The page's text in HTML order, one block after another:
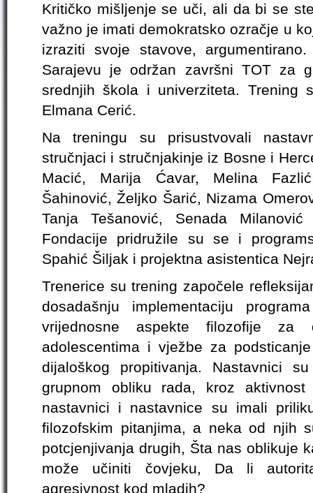
Kritičko mišljenje se uči, ali da bi se
važno je imati demokratsko ozračje u
izraziti svoje stavove,
Sarajevu je održan završni TOT za
srednjih škola i univerziteta. Trening
Elmana Cerić.
Na treningu su prisustvovali
stručnjaci i stručnjakinje iz Bosne i
Macić, Marija Ćavar, Melina
Šahinović, Željko Šarić, Nizama
Tanja Tešanović, Senada
Fondacije pridružile su se i
Spahić Šiljak i projektna asistentica
Trenerice su trening započele
dosadašnju implementaciju
vrijednosne aspekte filozofije
adolescentima i vježbe za
dijaloškog propitivanja. Nastavnici
grupnom obliku rada, kroz aktivnost
nastavnici i nastavnice su imali
filozofskim pitanjima, a neka od njih
potcjenjivanja drugih, Šta nas oblikuje
može učiniti čovjeku, Da li
agresivnost kod mladih?